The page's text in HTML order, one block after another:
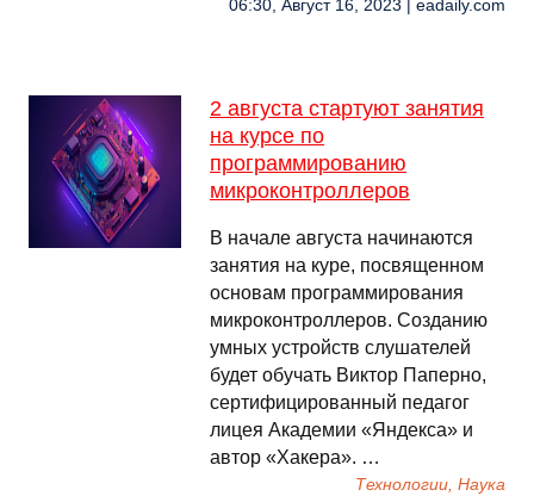
06:30, Август 16, 2023 | eadaily.com
2 августа стартуют занятия
на курсе по
программированию
микроконтроллеров
В начале августа начинаются
занятия на куре, посвященном
основам программирования
микроконтроллеров. Созданию
умных устройств слушателей
будет обучать Виктор Паперно,
сертифицированный педагог
лицея Академии «Яндекса» и
автор «Хакера». …
Технологии, Наука